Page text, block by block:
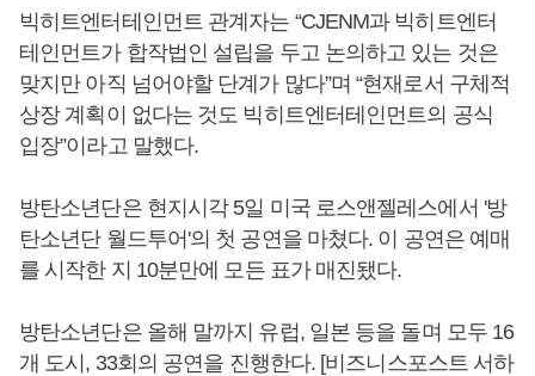
빅히트엔터테인먼트 관계자는 “CJENM과 빅히트엔터
테인먼트가 합작법인 설립을 두고 논의하고 있는 것은
맞지만 아직 넘어야할 단계가 많다”며 “현재로서 구체적
상장 계획이 없다는 것도 빅히트엔터테인먼트의 공식
입장”이라고 말했다.
방탄소년단은 현지시각 5일 미국 로스앤젤레스에서 '방
탄소년단 월드투어'의 첫 공연을 마쳤다. 이 공연은 예매
를 시작한 지 10분만에 모든 표가 매진됐다.
방탄소년단은 올해 말까지 유럽, 일본 등을 돌며 모두 16
개 도시, 33회의 공연을 진행한다. [비즈니스포스트 서하